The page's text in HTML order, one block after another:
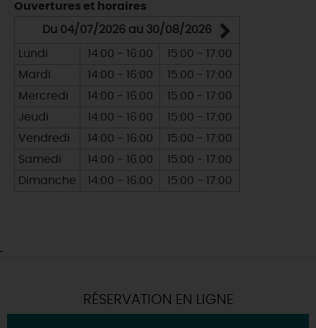
Ouvertures et horaires
Du 04/07/2026 au 30/08/2026
Lundi 14:00 - 16:00
15:00 - 17:00
Mardi
14:00 - 16:00
15:00 - 17:00
Mercredi
14:00 - 16:00
15:00 - 17:00
Jeudi
14:00 - 16:00
15:00 - 17:00
Vendredi
14:00 - 16:00
15:00 - 17:00
Samedi
14:00 - 16:00
15:00 - 17:00
Dimanche
14:00 - 16:00 15:00 - 17:00
RÉSERVATION EN LIGNE